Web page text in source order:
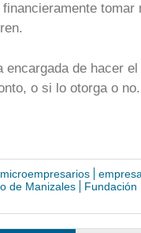
tomar
encargada de hacer
o si lo otorga o no.
microempresarios
de Manizales
Fundación